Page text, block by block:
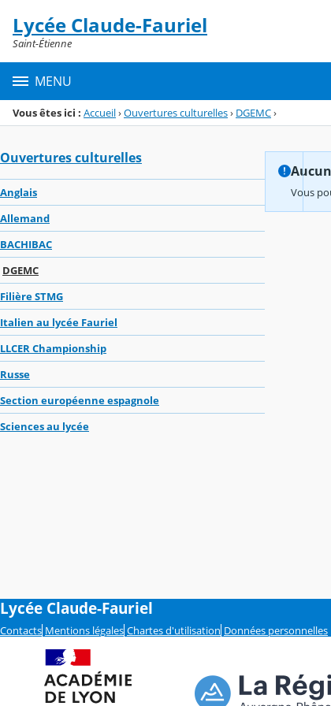
Menu de la rubrique
Contenu
Lycée Claude-Fauriel
Saint-Étienne
MENU
Vous êtes ici : Accueil›Ouvertures culturelles› DGEMC›
Ouvertures culturelles
Anglais
Allemand
BACHIBAC
DGEMC
Filière STMG
Italien au lycée Fauriel
LLCER Championship
Russe
Section européenne espagnole
Sciences au lycée
Vous
Lycée Claude-Fauriel
Contacts Mentions légales Chartes d'utilisation Données personnelles